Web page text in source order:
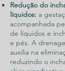
Redução do
líquidos: a
acompanhada
de líquidos e
e pés. A
auxilia na
reduzindo o